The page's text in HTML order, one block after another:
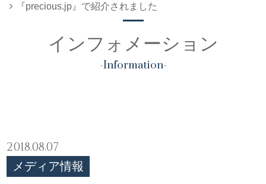
『precious.jp』で紹介されました
インフォメーション
-Information-
2018.08.07
メディア情報